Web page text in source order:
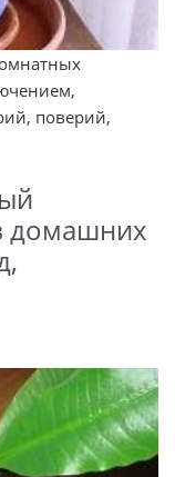
поверий,
домашних